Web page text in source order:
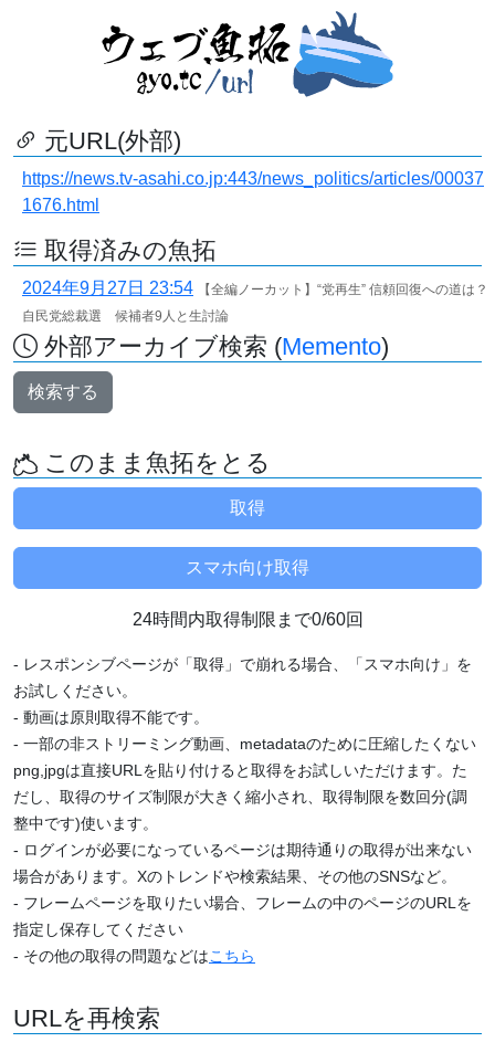
元URL(外部)
https://news.tv-asahi.co.jp:443/news_politics/articles/00037
1676.html
取得済みの魚拓
2024年9月27日 23:54
【全編ノーカット】“党再生” 信頼回復への道は？
自民党総裁選 候補者9人と生討論
外部アーカイブ検索 (Memento)
検索する
このまま魚拓をとる
24時間内取得制限まで0/60回
- レスポンシブページが「取得」で崩れる場合、「スマホ向け」を
お試しください。
- 動画は原則取得不能です。
- 一部の非ストリーミング動画、metadataのために圧縮したくない
png,jpgは直接URLを貼り付けると取得をお試しいただけます。た
だし、取得のサイズ制限が大きく縮小され、取得制限を数回分(調
整中です)使います。
- ログインが必要になっているページは期待通りの取得が出来ない
場合があります。Xのトレンドや検索結果、その他のSNSなど。
- フレームページを取りたい場合、フレームの中のページのURLを
指定し保存してください
- その他の取得の問題などはこちら
URLを再検索